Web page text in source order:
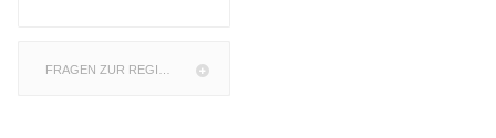
FRAGEN ZUR REGION